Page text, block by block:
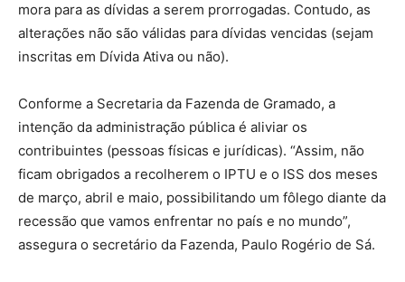
mora para as dívidas a serem prorrogadas. Contudo, as
alterações não são válidas para dívidas vencidas (sejam
inscritas em Dívida Ativa ou não).
Conforme a Secretaria da Fazenda de Gramado, a
intenção da administração pública é aliviar os
contribuintes (pessoas físicas e jurídicas). “Assim, não
ficam obrigados a recolherem o IPTU e o ISS dos meses
de março, abril e maio, possibilitando um fôlego diante da
recessão que vamos enfrentar no país e no mundo”,
assegura o secretário da Fazenda, Paulo Rogério de Sá.